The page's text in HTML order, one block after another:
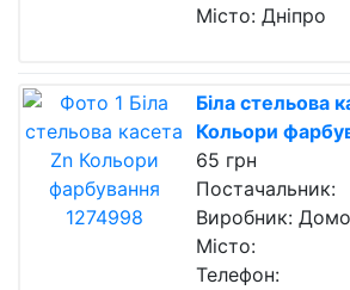
Місто: Дніпро
Біла стельова
Кольори
65 грн
Постачальник:
Виробник:
Місто:
Телефон: